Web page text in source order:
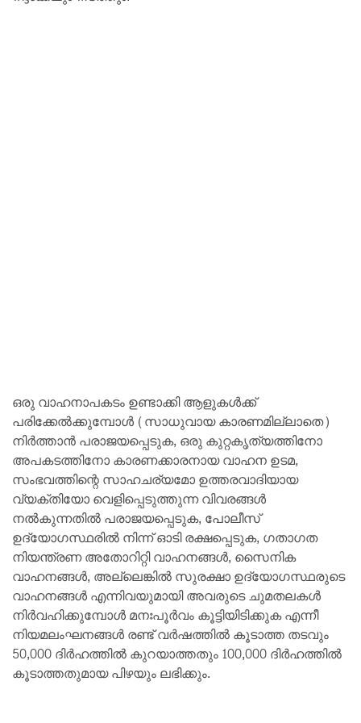
ഒരു വാഹനാപകടം ഉണ്ടാക്കി ആളുകൾക്ക്
പരിക്കേൽക്കുമ്പോൾ (സാധുവായ കാരണമില്ലാതെ)
നിർത്താൻ പരാജയപ്പെടുക, ഒരു കുറ്റകൃത്യത്തിനോ
അപകടത്തിനോ കാരണക്കാരനായ വാഹന ഉടമ,
സംഭവത്തിന്റെ സാഹചര്യമോ ഉത്തരവാദിയായ
വ്യക്തിയോ വെളിപ്പെടുത്തുന്ന വിവരങ്ങൾ
നൽകുന്നതിൽ പരാജയപ്പെടുക, പോലീസ്
ഉദ്യോഗസ്ഥരിൽ നിന്ന് ഓടി രക്ഷപ്പെടുക, ഗതാഗത
നിയന്ത്രണ അതോറിറ്റി വാഹനങ്ങൾ, സൈനിക
വാഹനങ്ങൾ, അല്ലെങ്കിൽ സുരക്ഷാ ഉദ്യോഗസ്ഥരുടെ
വാഹനങ്ങൾ എന്നിവയുമായി അവരുടെ ചുമതലകൾ
നിർവഹിക്കുമ്പോൾ മനഃപൂർവം കൂട്ടിയിടിക്കുക എന്നീ
നിയമലംഘനങ്ങൾ രണ്ട് വർഷത്തിൽ കൂടാത്ത തടവും
50,000 ദിർഹത്തിൽ കുറയാത്തതും 100,000 ദിർഹത്തിൽ
കൂടാത്തതുമായ പിഴയും ലഭിക്കും.